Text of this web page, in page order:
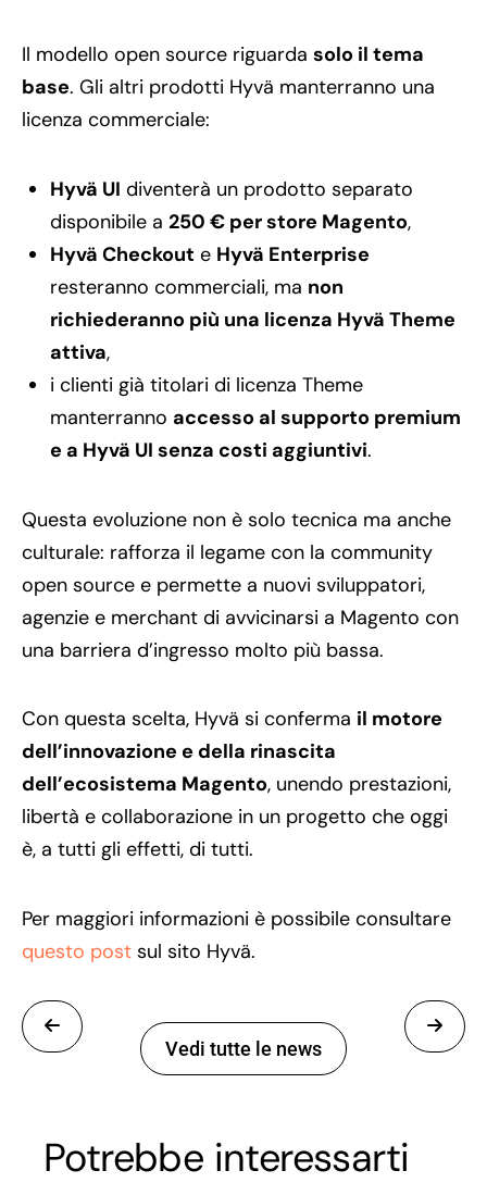
Il modello open source riguarda solo il tema
base. Gli altri prodotti Hyvä manterranno una
licenza commerciale:
Hyvä UI diventerà un prodotto separato
disponibile a 250 € per store Magento,
Hyvä Checkout e Hyvä Enterprise
resteranno commerciali, ma non
richiederanno più una licenza Hyvä Theme
attiva,
i clienti già titolari di licenza Theme
manterranno accesso al supporto premium
e a Hyvä UI senza costi aggiuntivi.
Questa evoluzione non è solo tecnica ma anche
culturale: rafforza il legame con la community
open source e permette a nuovi sviluppatori,
agenzie e merchant di avvicinarsi a Magento con
una barriera d’ingresso molto più bassa.
Con questa scelta, Hyvä si conferma il motore
dell’innovazione e della rinascita
dell’ecosistema Magento, unendo prestazioni,
libertà e collaborazione in un progetto che oggi
è, a tutti gli effetti, di tutti.
Per maggiori informazioni è possibile consultare
questo post sul sito Hyvä.
Vedi tutte le news
Potrebbe interessarti